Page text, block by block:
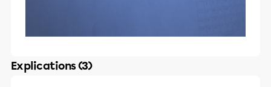
Explications (3)